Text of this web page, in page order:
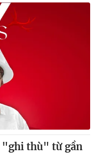
"ghi thù" từ gần